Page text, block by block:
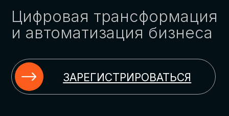
ИСКУССТВЕННЫЙ ИНТЕЛЛЕКТ
ЦИФРОВИЗАЦИЯ
ИМПОРТОЗАМЕЩЕНИЕ